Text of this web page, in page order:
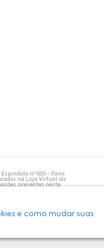
e como mudar suas
nº 630 - Farol
na Loja Virtual da
presentes neste
capacitado para
trabalha com as
compromissos da